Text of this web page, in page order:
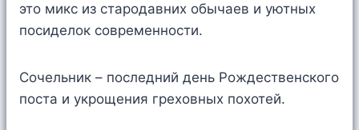
это микс из стародавних обычаев и уютных
посиделок современности.
Сочельник – последний день Рождественского
поста и укрощения греховных похотей.